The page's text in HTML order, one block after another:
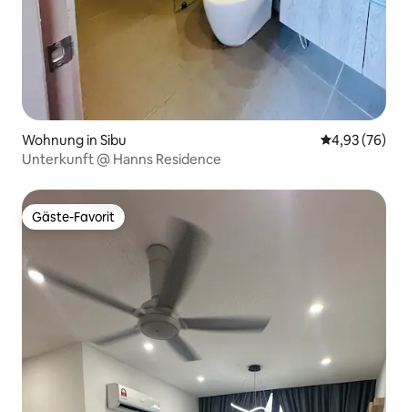
Wohnung in Sibu
4,93 (76)
Unterkunft @ Hanns Residence
Gäste-Favorit
Gäste-Favorit